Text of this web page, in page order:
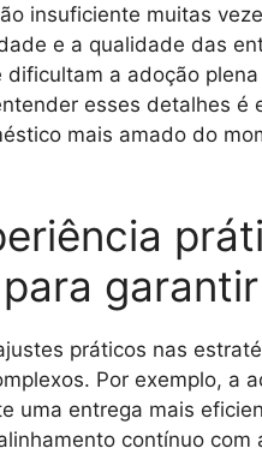
insuficiente muitas
e a qualidade das
a adoção
esses detalhes é
mais amado do
práticos nas
Por exemplo, a
uma entrega mais
contínuo com